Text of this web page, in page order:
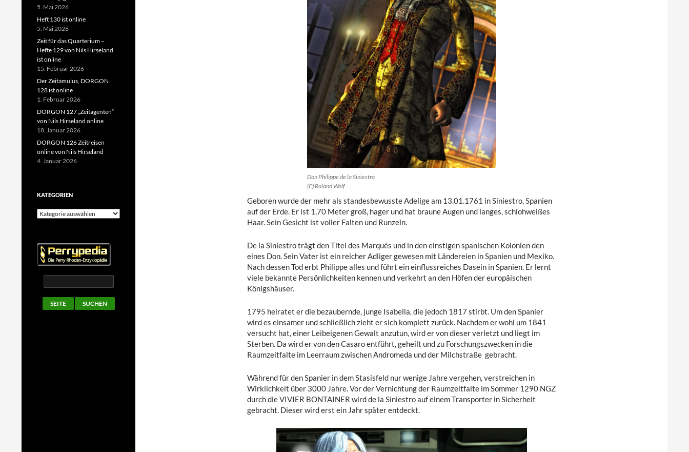
Don Philippe de la Siniestro
(C) Roland Wolf
Geboren wurde der mehr als standesbewusste Adelige am 13.01.1761 in Siniestro, Spanien
auf der Erde. Er ist 1,70 Meter groß, hager und hat braune Augen und langes, schlohweißes
Haar. Sein Gesicht ist voller Falten und Runzeln.
De la Siniestro trägt den Titel des Marqués und in den einstigen spanischen Kolonien den
eines Don. Sein Vater ist ein reicher Adliger gewesen mit Ländereien in Spanien und Mexiko.
Nach dessen Tod erbt Philippe alles und führt ein einflussreiches Dasein in Spanien. Er lernt
viele bekannte Persönlichkeiten kennen und verkehrt an den Höfen der europäischen
Königshäuser.
1795 heiratet er die bezaubernde, junge Isabella, die jedoch 1817 stirbt. Um den Spanier
wird es einsamer und schließlich zieht er sich komplett zurück. Nachdem er wohl um 1841
versucht hat, einer Leibeigenen Gewalt anzutun, wird er von dieser verletzt und liegt im
Sterben. Da wird er von den Casaro entführt, geheilt und zu Forschungszwecken in die
Raumzeitfalte im Leerraum zwischen Andromeda und der Milchstraße gebracht.
Während für den Spanier in dem Stasisfeld nur wenige Jahre vergehen, verstreichen in
Wirklichkeit über 3000 Jahre. Vor der Vernichtung der Raumzeitfalte im Sommer 1290 NGZ
durch die VIVIER BONTAINER wird de la Siniestro auf einem Transporter in Sicherheit
gebracht. Dieser wird erst ein Jahr später entdeckt.
5. Mai 2026
Heft 130 ist online
5. Mai 2026
Zeit für das Quarterium –
Hefte 129 von Nils Hirseland
ist online
15. Februar 2026
Der Zeitamulus, DORGON
128 ist online
1. Februar 2026
DORGON 127 „Zeitagenten“
von Nils Hirseland online
18. Januar 2026
DORGON 126 Zeitreisen
online von Nils Hirseland
4. Januar 2026
KATEGORIEN
Kategorien